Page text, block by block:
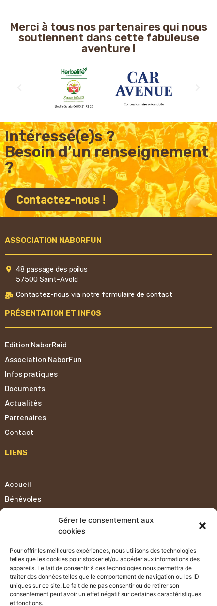
Gérer le consentement aux
cookies
Pour offrir les meilleures expériences, nous utilisons des technologies
telles que les cookies pour stocker et/ou accéder aux informations des
appareils. Le fait de consentir à ces technologies nous permettra de
traiter des données telles que le comportement de navigation ou les ID
uniques sur ce site. Le fait de ne pas consentir ou de retirer son
consentement peut avoir un effet négatif sur certaines caractéristiques
et fonctions.
Merci à tous nos partenaires qui nous
soutiennent dans cette fabuleuse
aventure !
Intéressé(e)s ?
Besoin d’un renseignement
?
Contactez-nous !
ASSOCIATION NABORFUN
48 passage des poilus
57500 Saint-Avold
Contactez-nous via notre formulaire de contact
PRÉSENTATION ET INFOS
Edition NaborRaid
Association NaborFun
Infos pratiques
Documents
Actualités
Partenaires
Contact
LIENS
Accueil
Bénévoles
Politique de cookies (UE)
Conditions générales de vente
NABORRAID